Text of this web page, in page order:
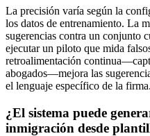
La precisión varía según la
los datos de entrenamiento. La
sugerencias contra un conjunto
ejecutar un piloto que mida
retroalimentación
abogados—mejora las
el lenguaje específico de la firma.
¿El sistema puede
inmigración desde